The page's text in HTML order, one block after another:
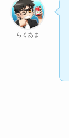
らくあま